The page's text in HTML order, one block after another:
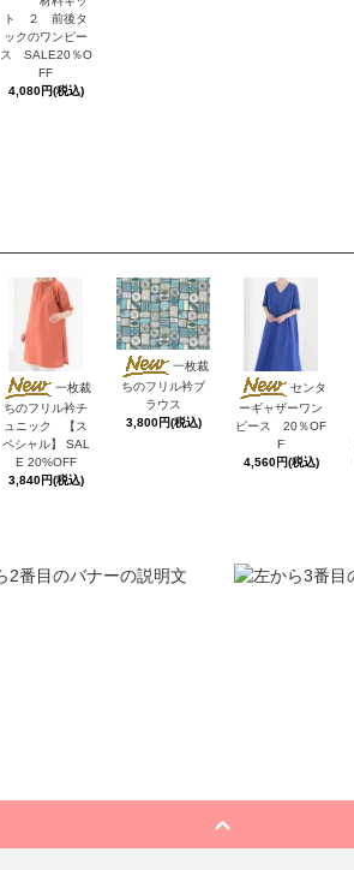
ト ２ 前後タ
ックのワンピー
ス SALE20％O
FF
4,080円(税込)
一枚裁
ちのフリル衿チ
ュニック 【ス
ペシャル】 SAL
E 20%OFF
3,840円(税込)
一枚裁
ちのフリル衿ブ
ラウス
3,800円(税込)
センタ
ーギャザーワン
ピース 20％OF
F
4,560円(税込)